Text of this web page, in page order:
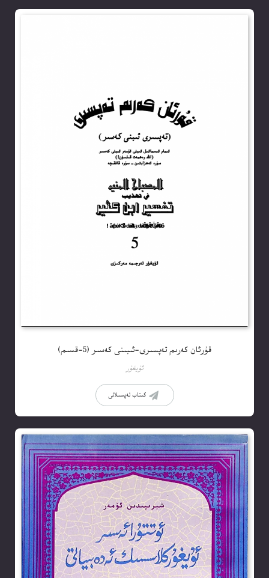
قۇرئان كەرىم تەپسىرى-ئىبىنى كەسىر (5-قسىم)
ئۇيغۇر
كىتاب تەپسىلاتى